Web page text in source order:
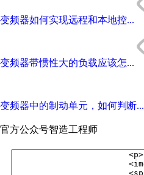
变频器如何实现远程和本地控...
变频器带惯性大的负载应该怎...
变频器中的制动单元，如何判断...
官方公众号智造工程师